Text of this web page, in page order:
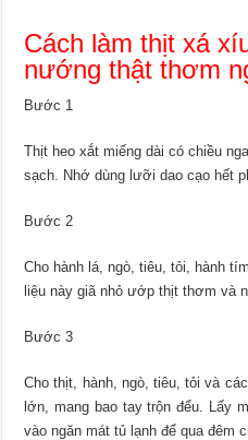
Cách làm thịt xá
nướng thật thơm
Bước 1
Thịt heo xắt miếng dài có chiều
sạch. Nhớ dùng lưỡi dao cạo hết
Bước 2
Cho hành lá, ngò, tiêu, tỏi, hành
liệu này giã nhỏ ướp thịt thơm và
Bước 3
Cho thịt, hành, ngò, tiêu, tỏi và
lớn, mang bao tay trộn đểu. Lấy
vào ngăn mát tủ lạnh để qua đêm